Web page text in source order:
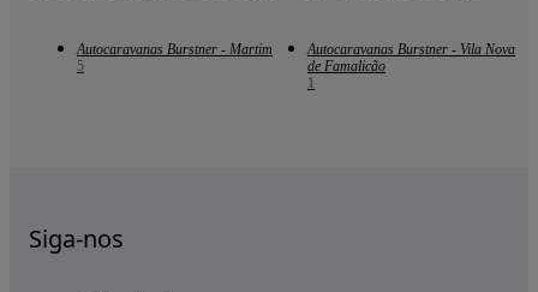
Autocaravanas Burstner - Martim
5
Autocaravanas Burstner - Vila Nova
de Famalicão
1
Siga-nos